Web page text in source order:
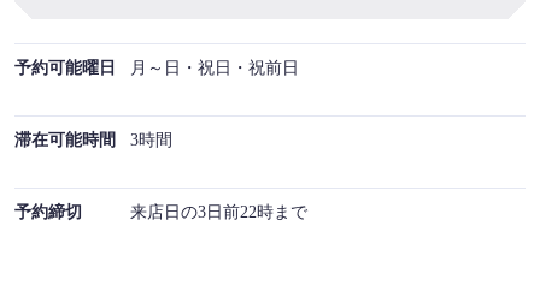
予約可能曜日 月～日・祝日・祝前日
滞在可能時間 3時間
予約締切 来店日の3日前22時まで